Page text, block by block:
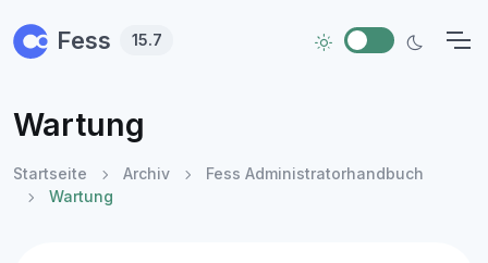
Fess 15.7
Wartung
Startseite Archiv
Fess Administratorhandbuch
Wartung